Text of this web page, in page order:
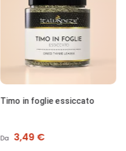
Timo in foglie essiccato
Da Prezzo
3,49 €